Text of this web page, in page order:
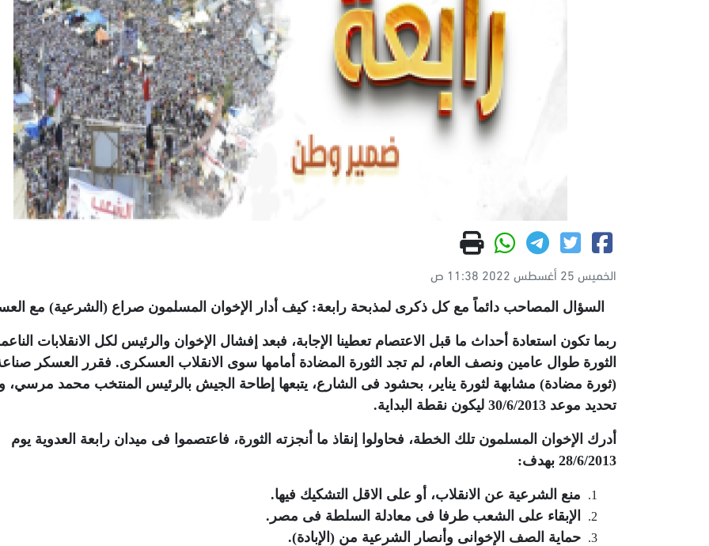
الخميس 25 أغسطس 2022 11:38 ص
السؤال المصاحب دائماً مع كل ذكرى لمذبحة رابعة: كيف أدار الإخوان المسلمون صراع (الشرعية) مع
ربما تكون استعادة أحداث ما قبل الاعتصام تعطينا الإجابة، فبعد إفشال الإخوان والرئيس لكل الانقلابات
الثورة طوال عامين ونصف العام، لم تجد الثورة المضادة أمامها سوى الانقلاب العسكرى. فقرر العسكر
(ثورة مضادة) مشابهة لثورة يناير، بحشود فى الشارع، يتبعها إطاحة الجيش بالرئيس المنتخب محمد مرسي،
تحديد موعد 30/6/2013 ليكون نقطة البداية.
أدرك الإخوان المسلمون تلك الخطة، فحاولوا إنقاذ ما أنجزته الثورة، فاعتصموا فى ميدان رابعة العدوية يوم
28/6/2013 بهدف:
منع الشرعية عن الانقلاب، أو على الاقل التشكيك فيها.
الإبقاء على الشعب طرفا فى معادلة السلطة فى مصر.
حماية الصف الإخوانى وأنصار الشرعية من (الإبادة).